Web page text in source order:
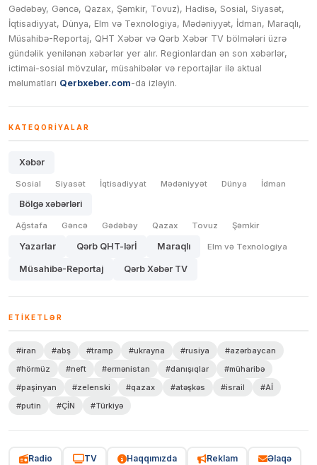
Gədəbəy, Gəncə, Qazax, Şəmkir, Tovuz), Hadisə, Sosial, Siyasət,
İqtisadiyyat, Dünya, Elm və Texnologiya, Mədəniyyət, İdman, Maraqlı,
Müsahibə-Reportaj, QHT Xəbər və Qərb Xəbər TV bölmələri üzrə
gündəlik yenilənən xəbərlər yer alır. Regionlardan ən son xəbərlər,
ictimai-sosial mövzular, müsahibələr və reportajlar ilə aktual
məlumatları Qerbxeber.com-da izləyin.
KATEQORIYALAR
Xəbər
Sosial Siyasət İqtisadiyyat Mədəniyyət Dünya İdman
Bölgə xəbərləri
Ağstafa Gəncə Gədəbəy Qazax Tovuz Şəmkir
Yazarlar Qərb QHT-lərİ Maraqlı Elm və Texnologiya
Müsahibə-Reportaj Qərb Xəbər TV
ETIKETLƏR
#iran #abş #tramp #ukrayna #rusiya
#azərbaycan
#hörmüz
#neft #ermənistan #danışıqlar
#müharibə
#paşinyan
#zelenski #qazax #atəşkəs #israil
#Aİ
#putin
#ÇİN #Türkiyə
Radio TV Haqqımızda Reklam Əlaqə